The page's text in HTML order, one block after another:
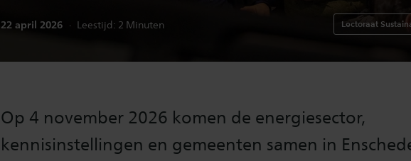
Publicatiedatum:
22 april 2026 Leestijd: 2 Minuten Lectoraat
Op 4 november 2026 komen de energiesector,
kennisinstellingen en gemeenten samen in